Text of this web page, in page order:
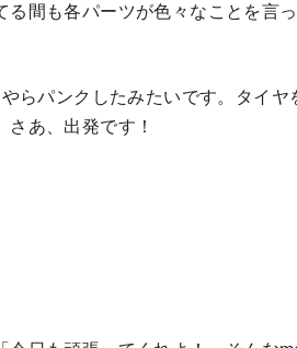
間も各パーツが色々なことを言
らパンクしたみたいです。タイヤ
あ、出発です！